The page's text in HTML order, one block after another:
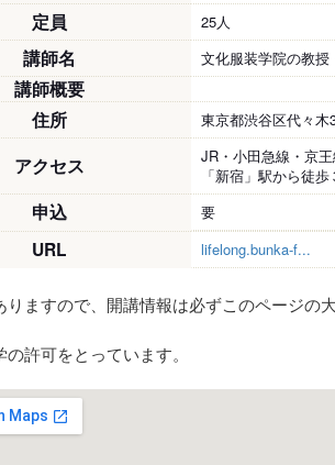
定員 25人
講師名 文化服装学院の教授
講師概要
住所
東京都渋谷区代々木
アクセス
JR・小田急線・京
「新宿」駅から徒歩
申込 要
URL lifelong.bunka-f...
りますので、開講情報は必ずこのページの
許可をとっています。